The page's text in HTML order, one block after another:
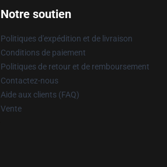
Notre soutien
Politiques d'expédition et de livraison
Conditions de paiement
Politiques de retour et de remboursement
Contactez-nous
Aide aux clients (FAQ)
Vente